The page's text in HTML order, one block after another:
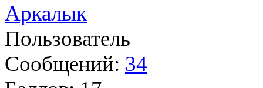
Аркалык
Пользователь
Сообщений: 34